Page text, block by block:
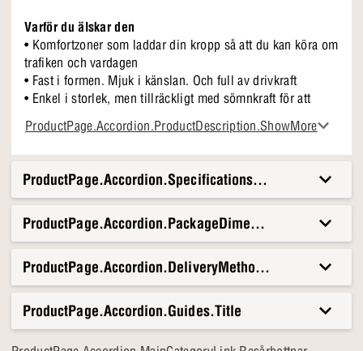
Varför du älskar den
• Komfortzoner som laddar din kropp så att du kan köra om
trafiken och vardagen
• Fast i formen. Mjuk i känslan. Och full av drivkraft
• Enkel i storlek, men tillräckligt med sömnkraft för att
Ben och sänggavel som tillval köps separat - så att du kan
välja exakt den look du vill vakna till.
Lyx i lager
Inuti hittar du alla de bra sakerna: madrasskonstruktion i 2
lager med Hyper Soft-skum och 7 komfortzoner som stöder
dig exakt där du behöver det. Du får en toppmadrass med
ett tvättbart klädsel så att du kan börja varje dag med att
känna dig fräsch.
Och oroa dig inte...
Du får upp till 90 nätter på dig att testa om ni passar ihop.
Men vi säger bara det: Den här sängen har personlighet -
ProductPage.Accordion.ProductDescription.ShowMore
ProductPage.Accordion.Specifications.Title
ProductPage.Accordion.DeliveryMethods.Title
ProductPage.Accordion.Guides.Title